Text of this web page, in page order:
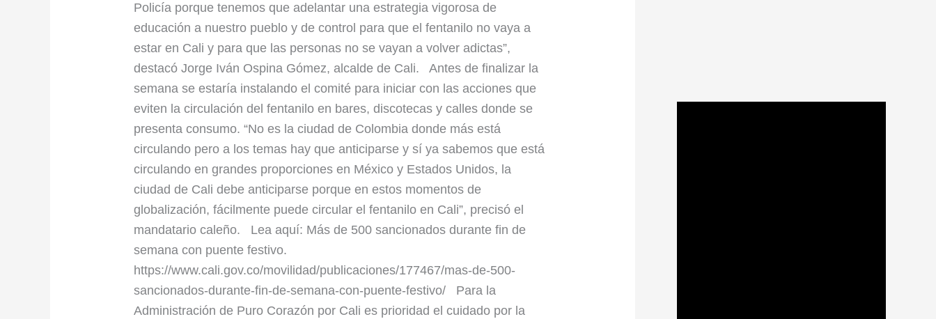
Policía porque tenemos que adelantar una estrategia vigorosa de
educación a nuestro pueblo y de control para que el fentanilo no vaya a
estar en Cali y para que las personas no se vayan a volver adictas”,
destacó Jorge Iván Ospina Gómez, alcalde de Cali. Antes de finalizar la
semana se estaría instalando el comité para iniciar con las acciones que
eviten la circulación del fentanilo en bares, discotecas y calles donde se
presenta consumo. “No es la ciudad de Colombia donde más está
circulando pero a los temas hay que anticiparse y sí ya sabemos que está
circulando en grandes proporciones en México y Estados Unidos, la
ciudad de Cali debe anticiparse porque en estos momentos de
globalización, fácilmente puede circular el fentanilo en Cali”, precisó el
mandatario caleño. Lea aquí: Más de 500 sancionados durante fin de
semana con puente festivo.
https://www.cali.gov.co/movilidad/publicaciones/177467/mas-de-500-
sancionados-durante-fin-de-semana-con-puente-festivo/ Para la
Administración de Puro Corazón por Cali es prioridad el cuidado por la